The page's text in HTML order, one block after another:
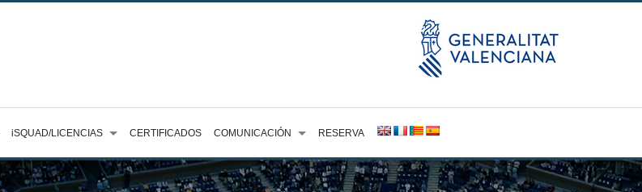
iSQUAD/LICENCIAS CERTIFICADOS COMUNICACIÓN RESERVA